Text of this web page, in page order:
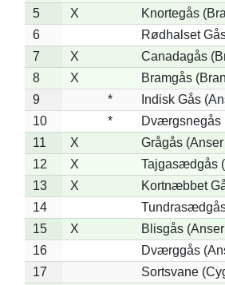
5
X
Knortegås
6
Rødhalset
7
X
Canadagås
8
X
Bramgås
9
*
Indisk Gås
10
*
Dværgsnegås
11
X
Grågås
12
X
Tajgasædgås
13
X
Kortnæbbet
14
15
X
Blisgås
16
Dværggås
17
Sortsvane